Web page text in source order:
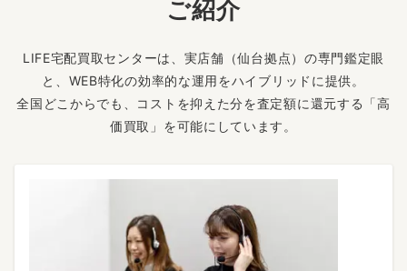
ご紹介
LIFE宅配買取センターは、実店舗（仙台拠点）の専門鑑定眼
と、WEB特化の効率的な運用をハイブリッドに提供。
全国どこからでも、コストを抑えた分を査定額に還元する「高
価買取」を可能にしています。